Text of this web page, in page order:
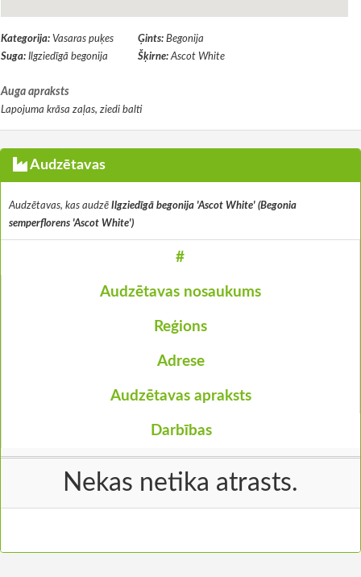
Kategorija: Vasaras puķes Ģints: Begonija
Suga: Ilgziedīgā begonija Šķirne: Ascot White
Auga apraksts
Lapojuma krāsa zaļas, ziedi balti
Audzētavas
Audzētavas, kas audzē Ilgziedīgā begonija 'Ascot White' (Begonia
semperflorens 'Ascot White')
#
Audzētavas nosaukums
Reģions
Adrese
Audzētavas apraksts
Darbības
Nekas netika atrasts.